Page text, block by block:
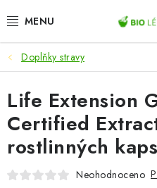
na
AKCE
DOPLŇKY STRAVY
PŘÍRODNÍ KOSMETIKA
SPORT
Doplňky stravy
Life Extension
Certified
rostlinných
Neohodnoceno